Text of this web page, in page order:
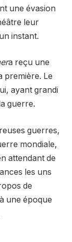
une évasion
leur
instant.
a reçu une
première. Le
ayant grandi
guerre.
guerres,
mondiale,
attendant de
les uns
de
une époque